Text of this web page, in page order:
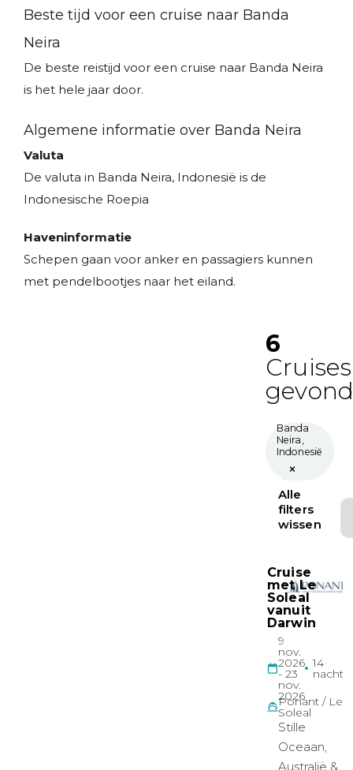
Beste tijd voor een cruise naar Banda
Neira
De beste reistijd voor een cruise naar Banda Neira
is het hele jaar door.
Algemene informatie over Banda Neira
Valuta
De valuta in Banda Neira, Indonesië is de
Indonesische Roepia
Haveninformatie
Schepen gaan voor anker en passagiers kunnen
met pendelbootjes naar het eiland.